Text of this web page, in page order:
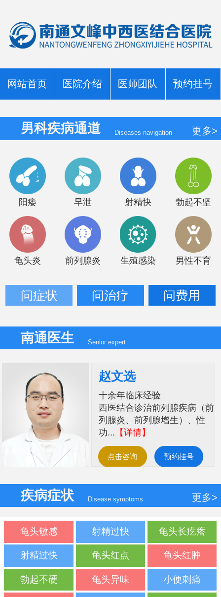
网站首页 医院介绍 医师团队 预约挂号
男科疾病通道 Diseases navigation 更多>
阳痿 早泄 射精快 勃起不坚
龟头炎 前列腺炎 生殖感染 男性不育
问症状 问治疗 问费用
南通医生 Senior expert
赵文选
十余年临床经验
西医结合诊治前列腺疾病（前
列腺炎、前列腺增生）、性
功... 【详情】
点击咨询 预约挂号
疾病症状 Disease symptoms 更多>
龟头敏感 射精过快 龟头长疙瘩
射精过快 龟头红点 龟头红肿
勃起不硬 龟头异味 小便刺痛